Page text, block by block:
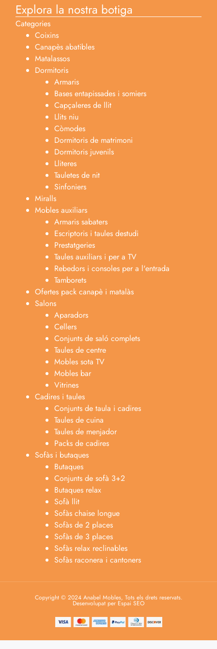
Explora la nostra botiga
Categories
Coixins
Canapès abatibles
Matalassos
Dormitoris
Armaris
Bases entapissades i somiers
Capçaleres de llit
Llits niu
Còmodes
Dormitoris de matrimoni
Dormitoris juvenils
Lliteres
Tauletes de nit
Sinfoniers
Miralls
Mobles auxiliars
Armaris sabaters
Escriptoris i taules destudi
Prestatgeries
Taules auxiliars i per a TV
Rebedors i consoles per a l'entrada
Tamborets
Ofertes pack canapè i matalàs
Salons
Aparadors
Cellers
Conjunts de saló complets
Taules de centre
Mobles sota TV
Mobles bar
Vitrines
Cadires i taules
Conjunts de taula i cadires
Taules de cuina
Taules de menjador
Packs de cadires
Sofàs i butaques
Butaques
Conjunts de sofà 3+2
Butaques relax
Sofà llit
Sofàs chaise longue
Sofàs de 2 places
Sofàs de 3 places
Sofàs relax reclinables
Sofàs raconera i cantoners
Copyright © 2024 Anabel Mobles, Tots els drets reservats.
Desenvolupat per Espai SEO